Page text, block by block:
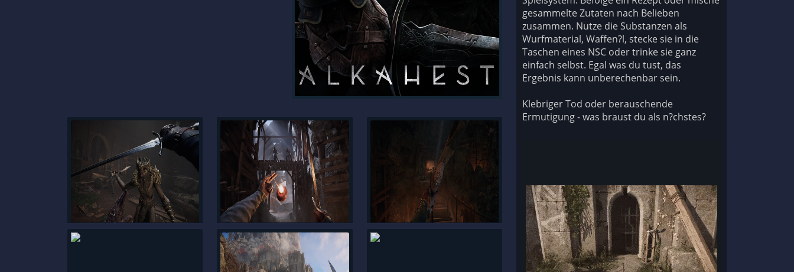
gesammelte Zutaten nach Belieben
zusammen. Nutze die Substanzen als
Wurfmaterial, Waffen?l, stecke sie in die
Taschen eines NSC oder trinke sie ganz
einfach selbst. Egal was du tust, das
Ergebnis kann unberechenbar sein.
Klebriger Tod oder berauschende
Ermutigung - was braust du als n?chstes?